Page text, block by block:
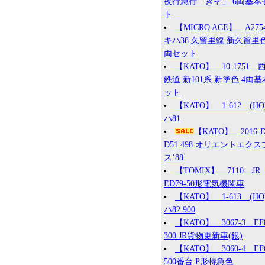
ト
【MICRO ACE】
キハ38 久留里線 新久留里
両セット
【KATO】 10-1751
鉄道 新101系 新塗色 4両基
ット
【KATO】 1-612
ハ81
【KATO】
D51 498 オリエントエクス
ス’88
【TOMIX】 7110 JR
ED79-50形電気機関車
【KATO】 1-613
ハ82 900
【KATO】 3067-3
300 JR貨物更新車(銀)
【KATO】 3060-4
500番台 P形特急色